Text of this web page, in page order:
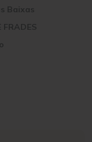
Baixas
FRADES